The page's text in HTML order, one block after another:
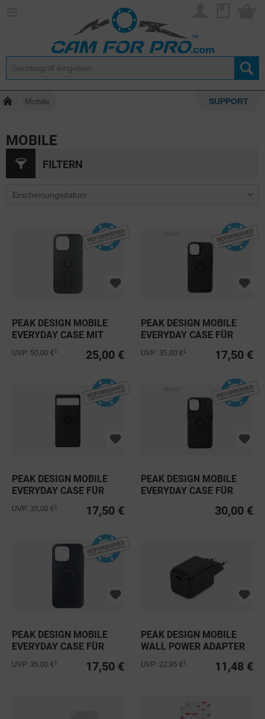
Mobile SUPPORT
MOBILE
FILTERN
PEAK DESIGN MOBILE
EVERYDAY CASE MIT
LOOP FÜR...
25,00 €
UVP: 50,00 €
PEAK DESIGN MOBILE
EVERYDAY CASE FÜR
IPHONE 13...
17,50 €
UVP: 35,00 €
PEAK DESIGN MOBILE
EVERYDAY CASE FÜR
GOOGLE...
17,50 €
UVP: 35,00 €
PEAK DESIGN MOBILE
EVERYDAY CASE FÜR
30,00 €
PEAK DESIGN MOBILE
EVERYDAY CASE FÜR
IPHONE 15...
17,50 €
UVP: 35,00 €
PEAK DESIGN MOBILE
WALL POWER ADAPTER
11,48 €
UVP: 22,95 €